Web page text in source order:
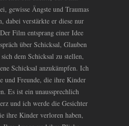
gewisse Ängste und Traumas
dabei verstärkte er diese nur
Film entsprang einer Idee
über Schicksal, Glauben
dem Schicksal zu stellen,
Schicksal anzukämpfen. Ich
und Freunde, die ihre Kinder
Es ist ein unaussprechlich
und ich werde die Gesichter
ihre Kinder verloren haben,